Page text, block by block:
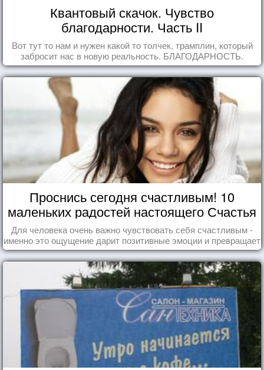
Квантовый скачок. Чувство
благодарности. Часть II
Вот тут то нам и нужен какой то толчек, трамплин, который
забросит нас в новую реальность. БЛАГОДАРНОСТЬ.
Проснись сегодня счастливым! 10
маленьких радостей настоящего Счастья
Для человека очень важно чувствовать себя счастливым -
именно это ощущение дарит позитивные эмоции и превращает
каждый день в маленький праздник.